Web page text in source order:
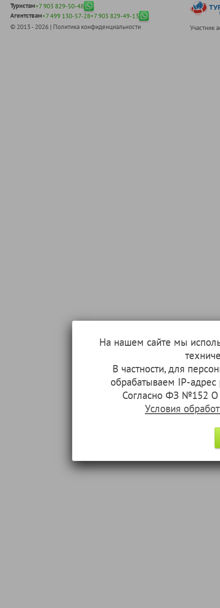
Туристам+7 903 829-50-48
Агентствам+7 499 130-57-28+7 903 829-49-13
© 2013 - 2026 | Политика конфиденциальности Участник
На нашем сайте мы
В частности, для
обрабатываем IP-
Согласно ФЗ №152 О
Условия